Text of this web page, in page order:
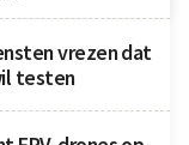
vrezen dat
testen